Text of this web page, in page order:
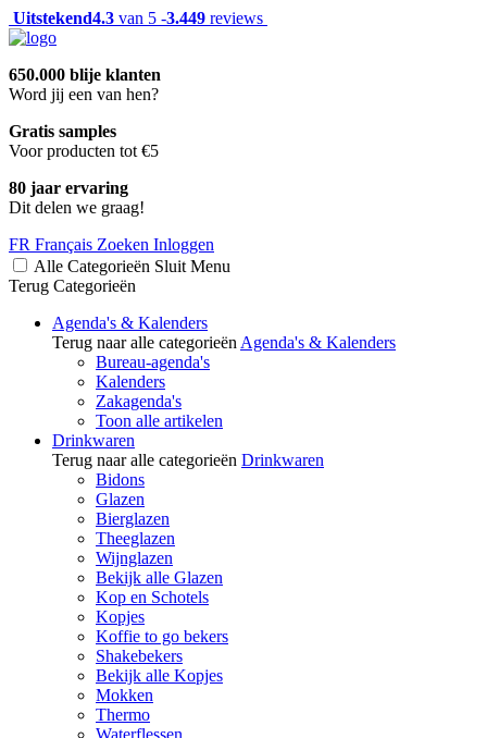
Uitstekend4.3 van 5 -3.449 reviews
650.000 blije klanten
Word jij een van hen?
Gratis samples
Voor producten tot €5
80 jaar ervaring
Dit delen we graag!
FR Français Zoeken Inloggen
Alle Categorieën Sluit Menu
Terug Categorieën
Agenda's & Kalenders
Terug naar alle categorieën Agenda's & Kalenders
Bureau-agenda's
Kalenders
Zakagenda's
Toon alle artikelen
Drinkwaren
Terug naar alle categorieën Drinkwaren
Bidons
Glazen
Bierglazen
Theeglazen
Wijnglazen
Bekijk alle Glazen
Kop en Schotels
Kopjes
Koffie to go bekers
Shakebekers
Bekijk alle Kopjes
Mokken
Thermo
Waterflessen